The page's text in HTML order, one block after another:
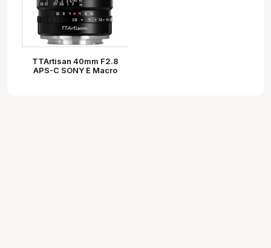
TTArtisan 40mm F2.8
APS-C SONY E Macro